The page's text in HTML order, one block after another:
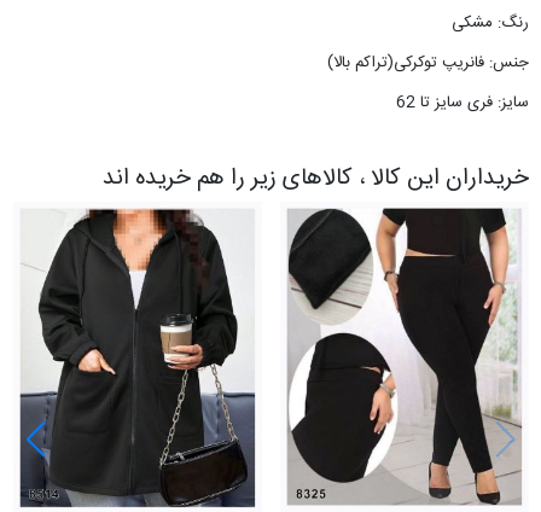
رنگ: مشکی
جنس: فانریپ توکرکی(تراکم بالا)
سایز: فری سایز تا 62
خریداران این کالا ، کالاهای زیر را هم خریده اند